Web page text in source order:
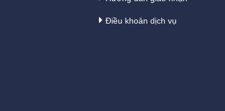
Điều khoản dịch vụ